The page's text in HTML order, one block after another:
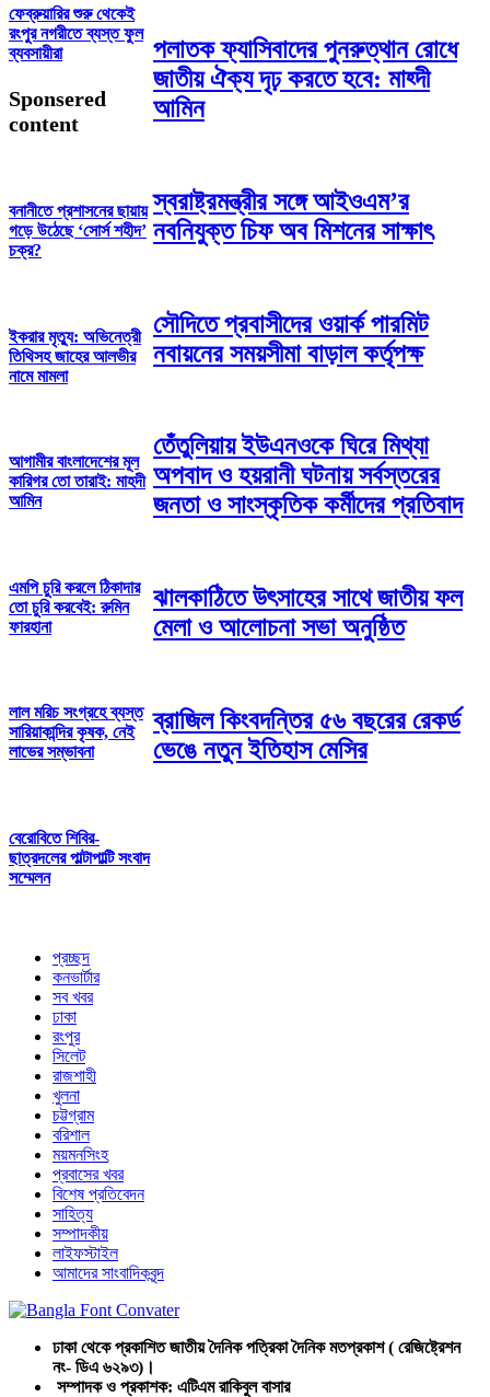
ফেব্রুয়ারির শুরু থেকেই
রংপুর নগরীতে ব্যস্ত ফুল
ব্যবসায়ীরা
Sponsered
content
বনানীতে প্রশাসনের ছায়ায়
গড়ে উঠেছে ‘সোর্স শহীদ’
চক্র?
ইকরার মৃত্যু: অভিনেত্রী
তিথিসহ জাহের আলভীর
নামে মামলা
আগামীর বাংলাদেশের মূল
কারিগর তো তারাই: মাহদী
আমিন
এমপি চুরি করলে ঠিকাদার
তো চুরি করবেই: রুমিন
ফারহানা
লাল মরিচ সংগ্রহে ব্যস্ত
সারিয়াকান্দির কৃষক, নেই
লাভের সম্ভাবনা
বেরোবিতে শিবির-
ছাত্রদলের পাল্টাপাল্টি সংবাদ
সম্মেলন
পলাতক ফ্যাসিবাদের পুনরুত্থান রোধে
জাতীয় ঐক্য দৃঢ় করতে হবে: মাহ্দী
আমিন
স্বরাষ্ট্রমন্ত্রীর সঙ্গে আইওএম’র
নবনিযুক্ত চিফ অব মিশনের সাক্ষাৎ
সৌদিতে প্রবাসীদের ওয়ার্ক পারমিট
নবায়নের সময়সীমা বাড়াল কর্তৃপক্ষ
তেঁতুলিয়ায় ইউএনওকে ঘিরে মিথ্যা
অপবাদ ও হয়রানী ঘটনায় সর্বস্তরের
জনতা ও সাংস্কৃতিক কর্মীদের প্রতিবাদ
ঝালকাঠিতে উৎসাহের সাথে জাতীয় ফল
মেলা ও আলোচনা সভা অনুষ্ঠিত
ব্রাজিল কিংবদন্তির ৫৬ বছরের রেকর্ড
ভেঙে নতুন ইতিহাস মেসির
প্রচ্ছদ
কনভার্টার
সব খবর
ঢাকা
রংপুর
সিলেট
রাজশাহী
খুলনা
চট্টগ্রাম
বরিশাল
ময়মনসিংহ
প্রবাসের খবর
বিশেষ প্রতিবেদন
সাহিত্য
সম্পাদকীয়
লাইফস্টাইল
আমাদের সাংবাদিকবৃন্দ
ঢাকা থেকে প্রকাশিত জাতীয় দৈনিক পত্রিকা দৈনিক মতপ্রকাশ ( রেজিষ্ট্রেশন
নং- ডিএ ৬২৯৩)।
সম্পাদক ও প্রকাশক: এটিএম রাকিবুল বাসার